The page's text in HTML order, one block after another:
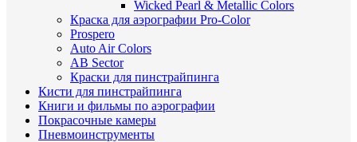
Wicked Pearl & Metallic Colors
Краска для аэрографии Pro-Color
Prospero
Auto Air Colors
AB Sector
Краски для пинстрайпинга
Кисти для пинстрайпинга
Книги и фильмы по аэрографии
Покрасочные камеры
Пневмоинструменты